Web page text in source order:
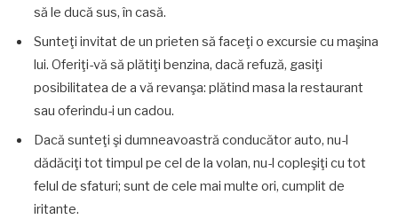
să le ducă sus, în casă.
Sunteţi invitat de un prieten să faceţi o excursie cu maşina
lui. Oferiţi-vă să plătiţi benzina, dacă refuză, gasiţi
posibilitatea de a vă revanşa: plătind masa la restaurant
sau oferindu-i un cadou.
Dacă sunteţi şi dumneavoastră conducător auto, nu-l
dădăciţi tot timpul pe cel de la volan, nu-l copleşiţi cu tot
felul de sfaturi; sunt de cele mai multe ori, cumplit de
iritante.